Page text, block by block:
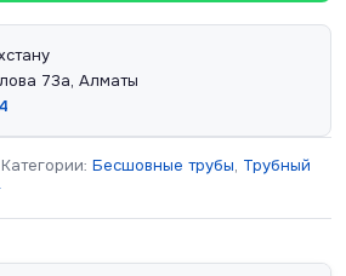
73а, Алматы
Категории: Бесшовные трубы, Трубный